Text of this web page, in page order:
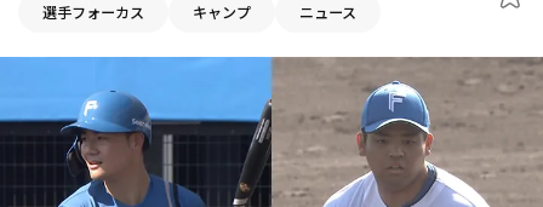
動画
日程・結果
選手フォーカス キャンプ ニュース